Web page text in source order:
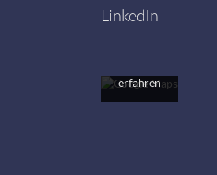
LinkedIn
Sie die
erfahren